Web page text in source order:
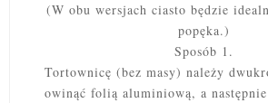
(W obu wersjach ciasto będzie
popęka.)
Sposób 1.
Tortownicę (bez masy) należy
owinąć folią aluminiową, a następnie